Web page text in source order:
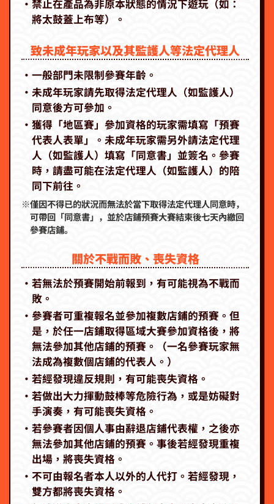
‧禁止在產品為非原本狀態的情況下遊玩（如：
將太鼓蓋上布等）。
致未成年玩家以及其監護人等法定代理人
‧一般部門未限制參賽年齡。
‧未成年玩家請先取得法定代理人（如監護人）
同意後方可參加。
‧獲得「地區賽」參加資格的玩家需填寫「預賽
代表人表單」。未成年玩家需另外請法定代理
人（如監護人）填寫「同意書」並簽名。參賽
時，請盡可能在法定代理人（如監護人）的陪
同下前往。
※僅因不得已的狀況而無法於當下取得法定代理人同意時，
可帶回「同意書」，並於店鋪預賽大賽結束後七天內繳回
參賽店鋪。
關於不戰而敗、喪失資格
‧若無法於預賽開始前報到，有可能視為不戰而
敗。
‧參賽者可重複報名並參加複數店鋪的預賽。但
是，於任一店鋪取得區域大賽參加資格後，將
無法參加其他店鋪的預賽。（一名參賽玩家無
法成為複數個店鋪的代表人。）
‧若經發現違反規則，有可能喪失資格。
‧若做出大力揮動鼓棒等危險行為，或是妨礙對
手演奏，有可能喪失資格。
‧若參賽者因個人事由辭退店鋪代表權，之後亦
無法參加其他店鋪的預賽。事後若經發現重複
出場，將喪失資格。
‧不可由報名者本人以外的人代打。若經發現，
雙方都將喪失資格。